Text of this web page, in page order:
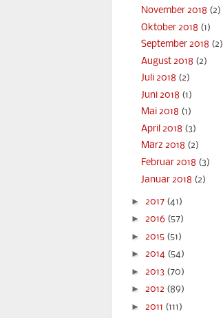
November 2018 (2)
Oktober 2018 (1)
September 2018 (2)
August 2018 (2)
Juli 2018 (2)
Juni 2018 (1)
Mai 2018 (1)
April 2018 (3)
März 2018 (2)
Februar 2018 (3)
Januar 2018 (2)
► 2017 (41)
► 2016 (57)
► 2015 (51)
► 2014 (54)
► 2013 (70)
► 2012 (89)
► 2011 (111)